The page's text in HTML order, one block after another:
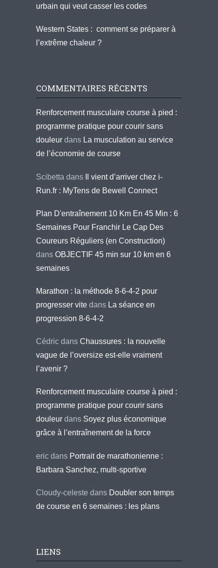
urbain qui veut casser les codes
Western States : comment se préparer à
l’extrême chaleur ?
COMMENTAIRES RÉCENTS
Renforcement musculaire course à pied :
programme pratique pour courir sans
douleur dans La musculation au service
de l’économie de course
Scibetta dans
Il vient d’arriver chez i-
Run.fr : MyTens de Bewell Connect
Plan D'entraînement 10 Km En 45 Min : 6
Semaines Pour Franchir Le Cap Des
Coureurs Réguliers (en Construction)
dans OBJECTIF 45 min sur 10 km en 6
semaines
Marathon : la méthode 8-6-4-2 pour
progresser vite dans La séance en
progression 8-6-4-2
Cédric dans Chaussures : la nouvelle
vague de l’oversize est-elle vraiment
l’avenir ?
Renforcement musculaire course à pied :
programme pratique pour courir sans
douleur dans Soyez plus économique
grâce à l’entraînement de la force
eric dans Portrait de marathonienne :
Barbara Sanchez, multi-sportive
Cloudy-celeste dans Doubler son temps
de course en 6 semaines : les plans
LIENS